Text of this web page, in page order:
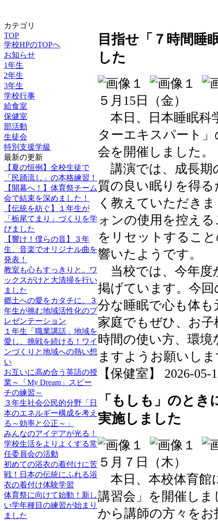
カテゴリ
TOP
学校HPのTOPへ
お知らせ
1年生
2年生
3年生
学校行事
給食室
保健室
部活動
生徒会
特別支援学級
最新の更新
【夏の恒例】全校生徒で
「民踊流し」の本格練習！
【開幕へ！】体育祭チーム
会で結束を深めました！
【伝統を紡ぐ】１年生が
「栃尾てまり」づくりを学
びました
【響け！僕らの音】３年
生、音楽でオリジナル曲を
発表！
教室も心もすっきりと。ワ
ックスがけと大清掃を行い
ました
郷土への愛をカタチに。３
年生が挑む地域活性化のプ
レゼンテーション
１年生「職業講話」地域を
愛し、挑戦を続ける！ワイ
ンづくりと地域への熱い想
い
お互いに高め合う英語の授
業～「My Dream」スピー
チの練習～
３年生社会公民的分野「日
本のエネルギー構成を考え
る～効率と公正～」
みんなのアイデアが光る！
学校生活をよりよくする常
任委員会の活動
初めての浴衣の着付けに苦
戦！日本の伝統にふれる浴
衣の着付け体験学習
体育祭に向けて始動！新し
い学年種目の練習が始まり
ました
目指せ「７時間睡
した
５月15日（金）
本日、日本睡眠科
ターエキスパート
会を開催しました。
講演では、成長期
質の良い眠りを得
く教えていただき
ォンの使用を控え
をリセットするこ
響いたようです。
当校では、今年度
掲げています。今
分な睡眠で心も体
家庭でもぜひ、お
時間の使い方、環
ますようお願いし
【保健室】 2026-05-
「もしも」のと
実施しました
５月７日（木）
本日、本校体育館
講習会」を開催しま
から講師の方々を